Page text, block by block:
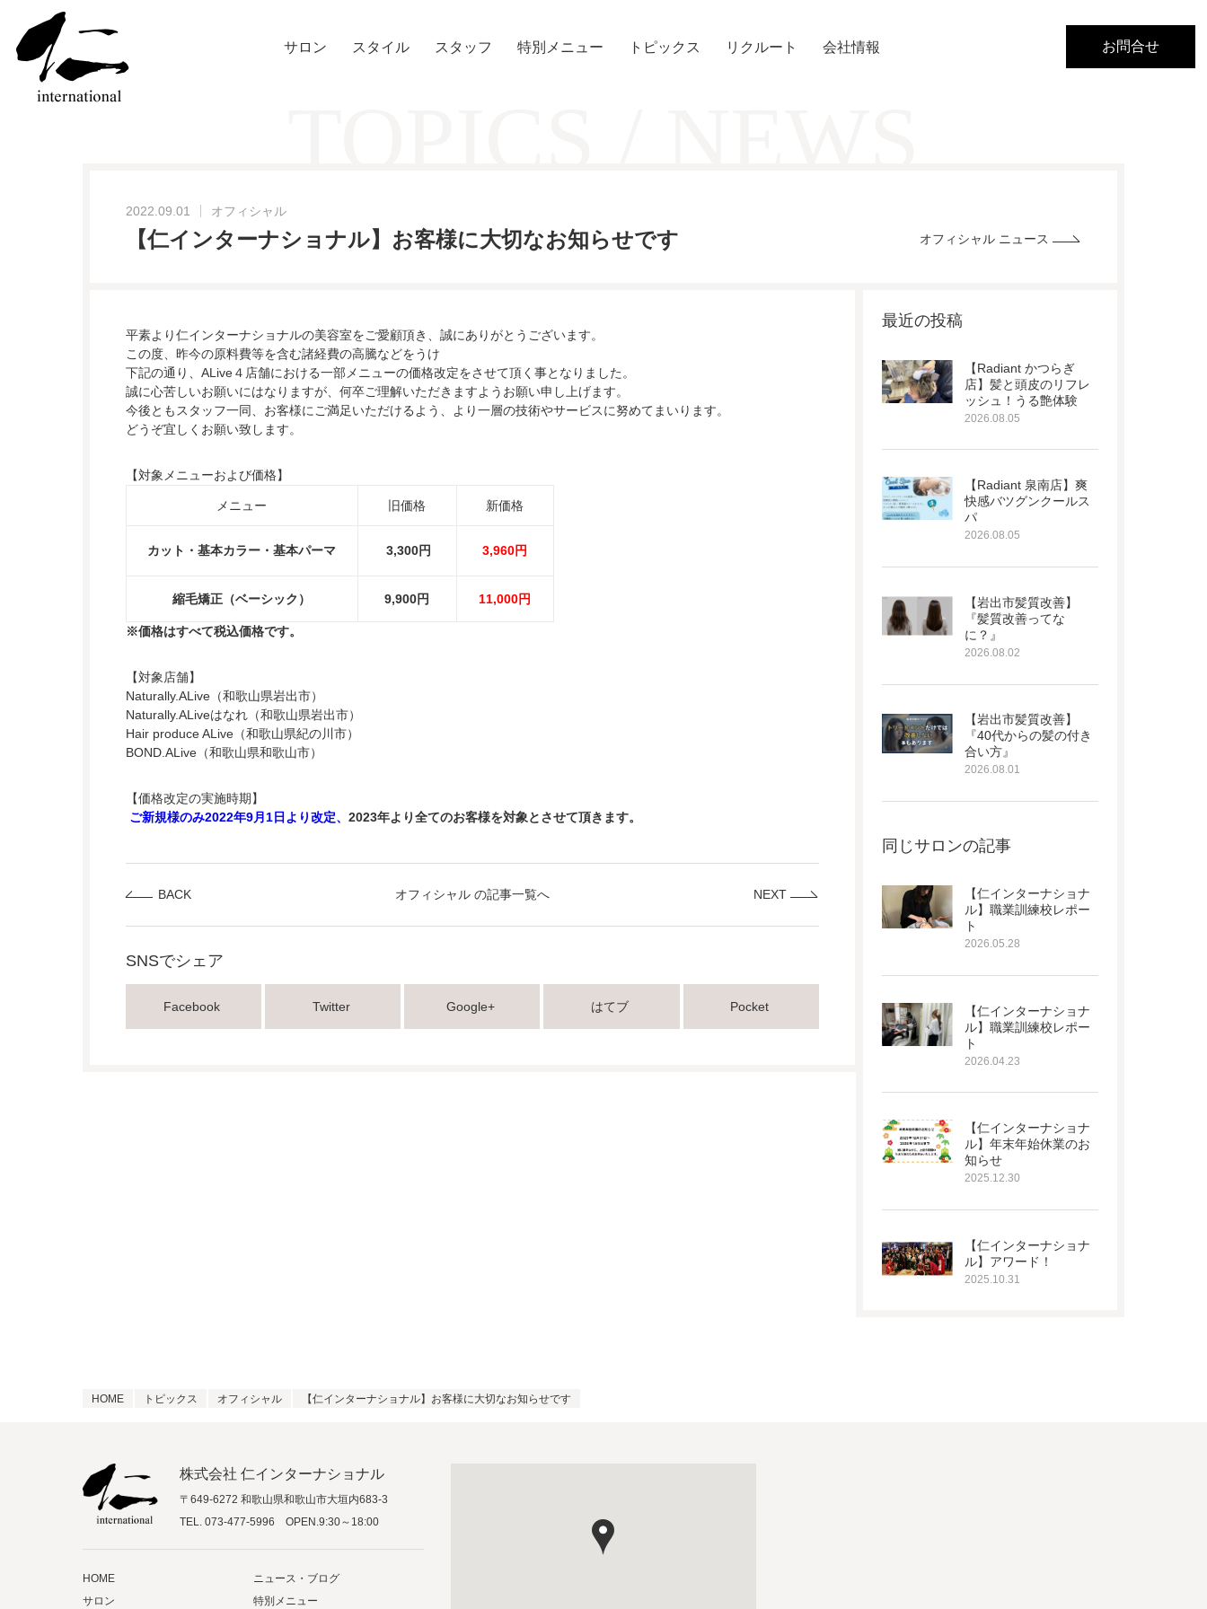
サロン スタイル スタッフ 特別メニュー トピックス リクルート 会社情報 お問合せ
2022.09.01 オフィシャル
【仁インターナショナル】お客様に大切なお知らせです オフィシャル ニュース
平素より仁インターナショナルの美容室をご愛顧頂き、誠にありがとうございます。
この度、昨今の原料費等を含む諸経費の高騰などをうけ
下記の通り、ALive４店舗における一部メニューの価格改定をさせて頂く事となりました。
誠に心苦しいお願いにはなりますが、何卒ご理解いただきますようお願い申し上げます。
今後ともスタッフ一同、お客様にご満足いただけるよう、より一層の技術やサービスに努めてまいります。
どうぞ宜しくお願い致します。
【対象メニューおよび価格】
メニュー 旧価格 新価格
カット・基本カラー・基本パーマ 3,300円 3,960円
縮毛矯正（ベーシック） 9,900円 11,000円
※価格はすべて税込価格です。
【対象店舗】
Naturally.ALive（和歌山県岩出市）
Naturally.ALiveはなれ（和歌山県岩出市）
Hair produce ALive（和歌山県紀の川市）
BOND.ALive（和歌山県和歌山市）
【価格改定の実施時期】
ご新規様のみ2022年9月1日より改定、 2023年より全てのお客様を対象とさせて頂きます。
BACK オフィシャル の記事一覧へ NEXT
SNSでシェア
Facebook Twitter Google+ はてブ Pocket
最近の投稿
【Radiant かつらぎ
店】髪と頭皮のリフレ
ッシュ！うる艶体験
2026.08.05
【Radiant 泉南店】爽
快感バツグンクールス
パ
2026.08.05
【岩出市髪質改善】
『髪質改善ってな
に？』
2026.08.02
【岩出市髪質改善】
『40代からの髪の付き
合い方』
2026.08.01
同じサロンの記事
【仁インターナショナ
ル】職業訓練校レポー
ト
2026.05.28
【仁インターナショナ
ル】職業訓練校レポー
ト
2026.04.23
【仁インターナショナ
ル】年末年始休業のお
知らせ
2025.12.30
【仁インターナショナ
ル】アワード！
2025.10.31
HOME トピックス オフィシャル 【仁インターナショナル】お客様に大切なお知らせです
株式会社 仁インターナショナル
〒649-6272 和歌山県和歌山市大垣内683-3
TEL.073-477-5996 OPEN.9:30～18:00
HOME
ニュース・ブログ
サロン
特別メニュー